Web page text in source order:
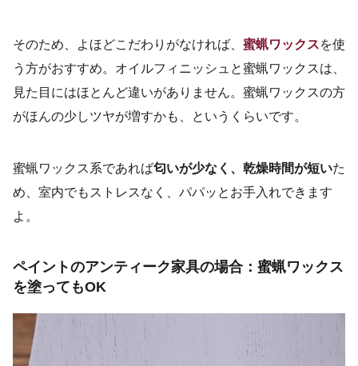
そのため、よほどこだわりがなければ、 蜜蝋ワックスを使
う方がおすすめ。オイルフィニッシュと蜜蝋ワックスは、
見た目にはほとんど違いがありません。蜜蝋ワックスの方
がほんの少しツヤが増すかも、というくらいです。
蜜蝋ワックス系であれば匂いが少なく、乾燥時間が短いた
め、室内でもストレスなく、パパッとお手入れできます
よ。
ペイントのアンティーク家具の場合：蜜蝋ワックス
を塗ってもOK